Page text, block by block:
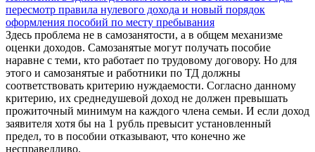
пересмотр правила нулевого дохода и новый порядок
оформления пособий по месту пребывания
Здесь проблема не в самозанятости, а в общем механизме
оценки доходов. Самозанятые могут получать пособие
наравне с теми, кто работает по трудовому договору. Но для
этого и самозанятые и работники по ТД должны
соответствовать критерию нуждаемости. Согласно данному
критерию, их среднедушевой доход не должен превышать
прожиточный минимум на каждого члена семьи. И если доход
заявителя хотя бы на 1 рубль превысит установленный
предел, то в пособии отказывают, что конечно же
несправедливо.